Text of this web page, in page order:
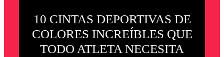
10 CINTAS DEPORTIVAS DE
COLORES INCREÍBLES QUE
TODO ATLETA NECESITA